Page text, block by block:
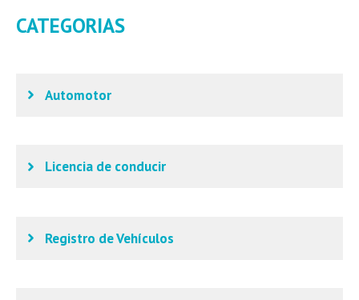
CATEGORIAS
Automotor
Licencia de conducir
Registro de Vehículos